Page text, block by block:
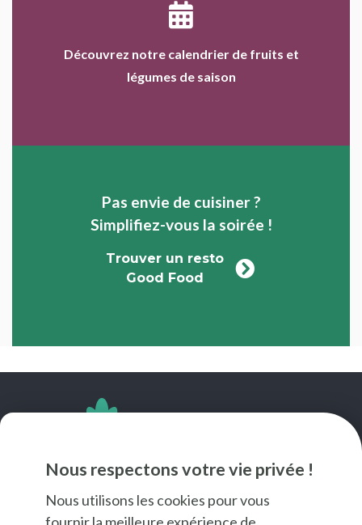
Nous respectons votre vie privée !
Nous utilisons les cookies pour vous
Découvrez notre calendrier de fruits et
légumes de saison
Pas envie de cuisiner ?
Simplifiez-vous la soirée !
Trouver un resto
Good Food